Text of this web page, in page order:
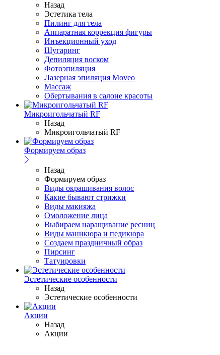
Назад
Эстетика тела
Пилинг для тела
Аппаратная коррекция фигуры
Инъекционный уход
Шугаринг
Депиляция воском
Фотоэпиляция
Лазерная эпиляция Moveo
Массаж
Обертывания в салоне красоты
Микроигольчатый RF
Назад
Микроигольчатый RF
Формируем образ
Назад
Формируем образ
Виды окрашивания волос
Какие бывают стрижки
Виды макияжа
Омоложение лица
Выбираем наращивание ресниц
Виды маникюра и педикюра
Создаем праздничный образ
Пирсинг
Татуировки
Эстетические особенности
Назад
Эстетические особенности
Акции
Назад
Акции